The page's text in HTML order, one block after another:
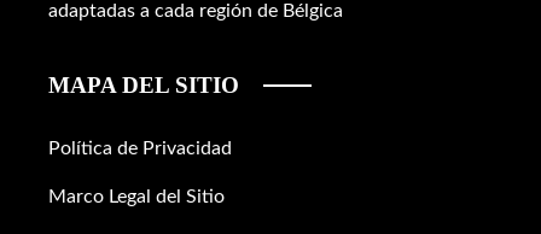
adaptadas a cada región de Bélgica
MAPA DEL SITIO
Política de Privacidad
Marco Legal del Sitio